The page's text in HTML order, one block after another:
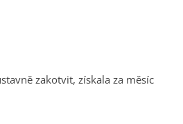
zakotvit, získala za měsíc